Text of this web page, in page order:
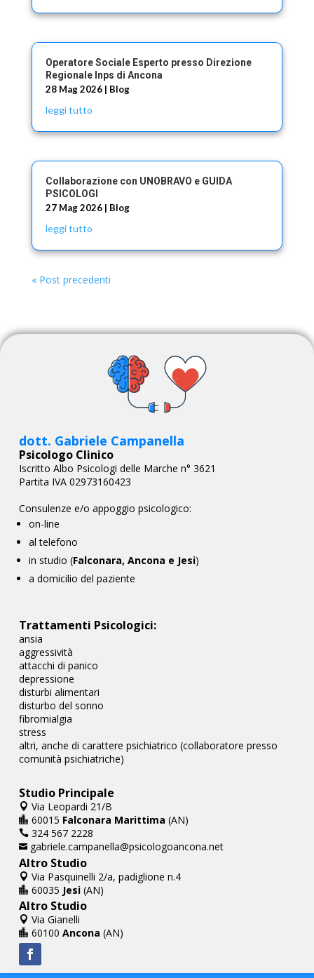
Operatore Sociale Esperto presso Direzione
Regionale Inps di Ancona
28 Mag 2026| Blog
leggi tutto
Collaborazione con UNOBRAVO e GUIDA
PSICOLOGI
27 Mag 2026| Blog
leggi tutto
« Post precedenti
dott. Gabriele Campanella
Psicologo Clinico
Iscritto Albo Psicologi delle Marche n° 3621
Partita IVA 02973160423
Consulenze e/o appoggio psicologico:
on-line
al telefono
in studio (Falconara, Ancona e Jesi)
a domicilio del paziente
Trattamenti Psicologici:
ansia
aggressività
attacchi di panico
depressione
disturbi alimentari
disturbo del sonno
fibromialgia
stress
altri, anche di carattere psichiatrico (collaboratore presso
comunità psichiatriche)
Studio Principale
 Via Leopardi 21/B
 60015 Falconara Marittima (AN)
324 567 2228
 gabriele.campanella@psicologoancona.net
Altro Studio
 Via Pasquinelli 2/a, padiglione n.4
 60035 Jesi(AN)
Altro Studio
 Via Gianelli
 60100 Ancona (AN)